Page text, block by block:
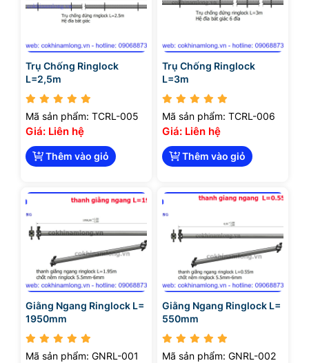
Trụ Chống Ringlock
L=2,5m
Mã sản phẩm: TCRL-005
Giá: Liên hệ
Thêm vào giỏ
Trụ Chống Ringlock
L=3m
Mã sản phẩm: TCRL-006
Giá: Liên hệ
Thêm vào giỏ
Giằng Ngang Ringlock L=
1950mm
Mã sản phẩm: GNRL-001
Giằng Ngang Ringlock L=
550mm
Mã sản phẩm: GNRL-002